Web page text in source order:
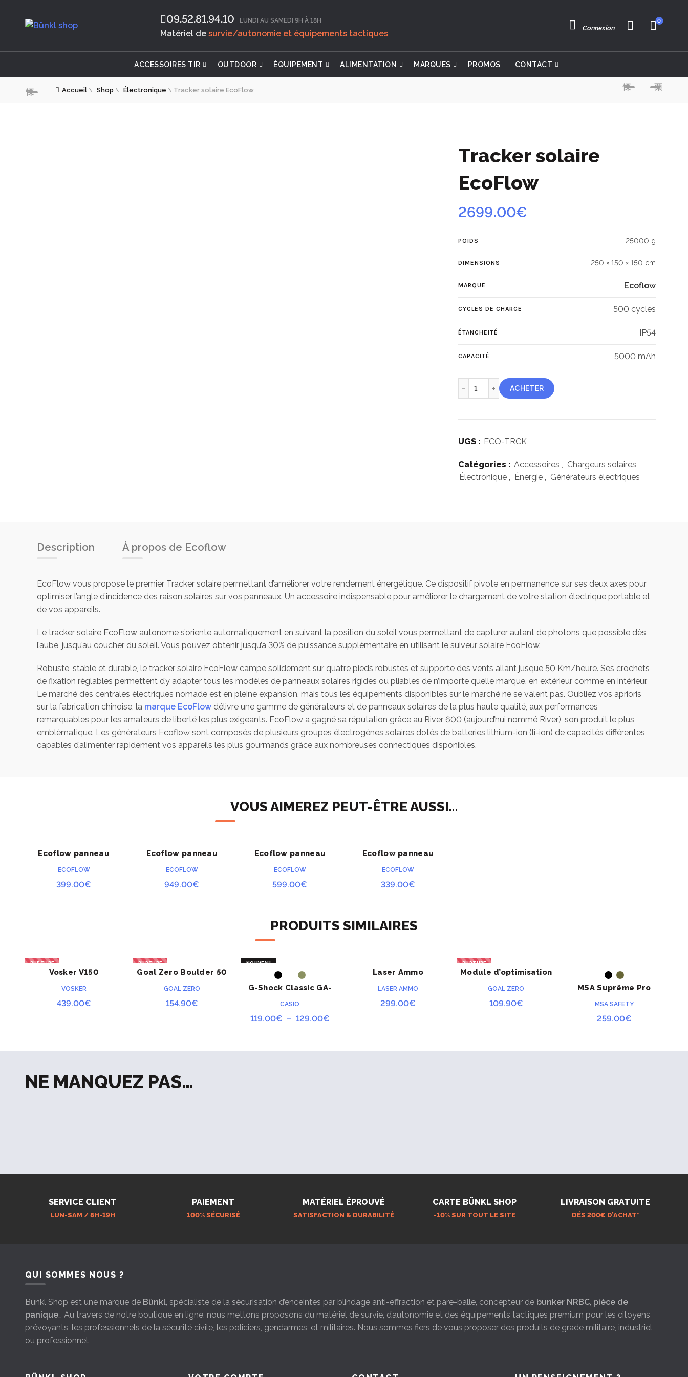
09.52.81.94.10‬ LUNDI AU SAMEDI 9H À 18H
Matériel de survie/autonomie et équipements tactiques
Connexion
0
ACCESSOIRES TIR OUTDOOR ÉQUIPEMENT ALIMENTATION MARQUES PROMOS CONTACT
Accueil\ Shop\ Électronique\ Tracker solaire EcoFlow
Tracker solaire
EcoFlow
2699.00€
POIDS 25000 g
DIMENSIONS 250 × 150 × 150 cm
MARQUE Ecoflow
CYCLES DE CHARGE 500 cycles
ÉTANCHEITÉ IP54
CAPACITÉ 5000 mAh
quantité de Tracker solaire EcoFlow
ACHETER
UGS : ECO-TRCK
Catégories : Accessoires , Chargeurs solaires ,
Électronique , Énergie , Générateurs électriques
Description À propos de Ecoflow
EcoFlow vous propose le premier Tracker solaire permettant d’améliorer votre rendement énergétique. Ce dispositif pivote en permanence sur ses deux axes pour
optimiser l’angle d’incidence des raison solaires sur vos panneaux. Un accessoire indispensable pour améliorer le chargement de votre station électrique portable et
de vos appareils.
Le tracker solaire EcoFlow autonome s’oriente automatiquement en suivant la position du soleil vous permettant de capturer autant de photons que possible dès
l’aube, jusqu’au coucher du soleil. Vous pouvez obtenir jusqu’à 30% de puissance supplémentaire en utilisant le suiveur solaire EcoFlow.
Robuste, stable et durable, le tracker solaire EcoFlow campe solidement sur quatre pieds robustes et supporte des vents allant jusque 50 Km/heure. Ses crochets
de fixation réglables permettent d’y adapter tous les modèles de panneaux solaires rigides ou pliables de n’importe quelle marque, en extérieur comme en intérieur.
Le marché des centrales électriques nomade est en pleine expansion, mais tous les équipements disponibles sur le marché ne se valent pas. Oubliez vos aprioris
sur la fabrication chinoise, la marque EcoFlowdélivre une gamme de générateurs et de panneaux solaires de la plus haute qualité, aux performances
remarquables pour les amateurs de liberté les plus exigeants. EcoFlow a gagné sa réputation grâce au River 600 (aujourd’hui nommé River), son produit le plus
emblématique. Les générateurs Ecoflow sont composés de plusieurs groupes électrogènes solaires dotés de batteries lithium-ion (li-ion) de capacités différentes,
capables d’alimenter rapidement vos appareils les plus gourmands grâce aux nombreuses connectiques disponibles.
VOUS AIMEREZ PEUT-ÊTRE AUSSI…
ACHETER
Ecoflow panneau
ECOFLOW
399.00€
ACHETER
Ecoflow panneau
ECOFLOW
949.00€
ACHETER
Ecoflow panneau
ECOFLOW
599.00€
ACHETER
Ecoflow panneau
ECOFLOW
339.00€
PRODUITS SIMILAIRES
RUPTURE
ACHETER
Vosker V150
VOSKER
439.00€
RUPTURE
ACHETER
Goal Zero Boulder 50
GOAL ZERO
154.90€
NOUVEAU
ACHETER
G-Shock Classic GA-
CASIO
119.00€ – 129.00€Plage
ACHETER
Laser Ammo
LASER AMMO
299.00€
RUPTURE
ACHETER
Module d’optimisation
GOAL ZERO
109.90€
ACHETER
MSA Suprême Pro
MSA SAFETY
259.00€
NE MANQUEZ PAS…
SERVICE CLIENT
LUN-SAM / 8H-19H
PAIEMENT
100% SÉCURISÉ
MATÉRIEL ÉPROUVÉ
SATISFACTION & DURABILITÉ
CARTE BÜNKL SHOP
-10% SUR TOUT LE SITE
LIVRAISON GRATUITE
DÉS 200€ D’ACHAT*
QUI SOMMES NOUS ?
Bünkl Shop est une marque de Bünkl, spécialiste de la sécurisation d’enceintes par blindage anti-effraction et pare-balle, concepteur de bunker NRBC, pièce de
panique… Au travers de notre boutique en ligne, nous mettons proposons du matériel de survie, d’autonomie et des équipements tactiques premium pour les citoyens
prévoyants, les professionnels de la sécurité civile, les policiers, gendarmes, et militaires. Nous sommes fiers de vous proposer des produits de grade militaire, industriel
ou professionnel.